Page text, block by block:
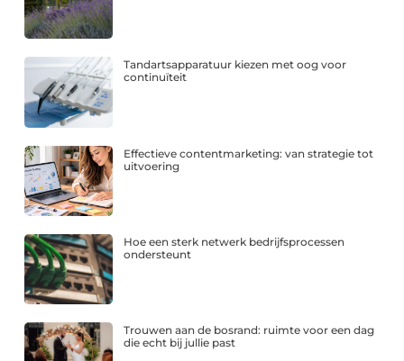
Tandartsapparatuur kiezen met oog voor
continuïteit
Effectieve contentmarketing: van strategie tot
uitvoering
Hoe een sterk netwerk bedrijfsprocessen
ondersteunt
Trouwen aan de bosrand: ruimte voor een dag
die echt bij jullie past